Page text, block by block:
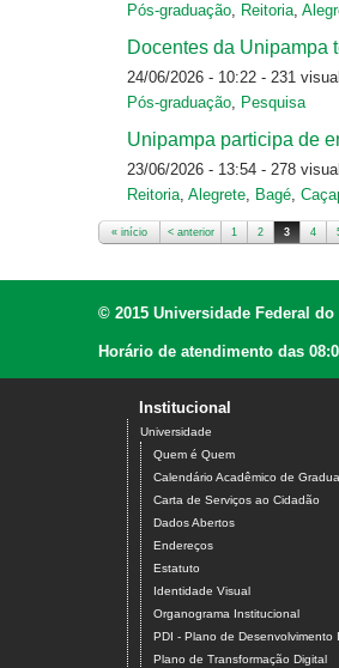
Pós-graduação, Reitoria,
Docentes da Unipampa
24/06/2026 - 10:22 - 231
Pós-graduação, Pesquisa
Unipampa participa de
23/06/2026 - 13:54 - 278
Reitoria, Alegrete, Bagé,
« início < anterior 1 2 3 4
© 2015 Universidade Federal do
Horário de atendimento das
Institucional
Universidade
Quem é Quem
Calendário Acadêmico de
Carta de Serviços ao Cidadão
Dados Abertos
Endereços
Estatuto
Identidade Visual
Organograma Institucional
PDI - Plano de Desenvolvimento
Plano de Transformação Digital